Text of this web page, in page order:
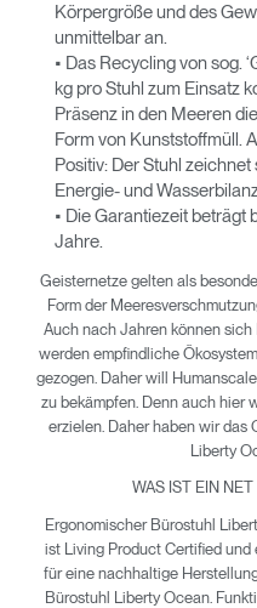
Wähle
Körpergröße und des
unmittelbar an.
• Das Recycling von sog.
kg pro Stuhl zum Einsatz
Präsenz in den Meeren
Form von Kunststoffmüll.
Positiv: Der Stuhl
Energie- und
• Die Garantiezeit beträgt
Jahre.
Geisternetze gelten als
Form der
Auch nach Jahren können
werden empfindliche
gezogen. Daher will
zu bekämpfen. Denn auch hier
erzielen. Daher haben wir das
Liberty
WAS IST EIN
Ergonomischer Bürostuhl
ist Living Product Certified
für eine nachhaltige
Bürostuhl Liberty Ocean.